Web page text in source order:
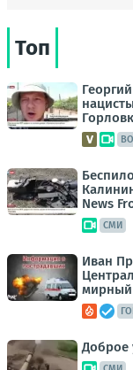
Топ
News
СМИ
Иван
Доброе